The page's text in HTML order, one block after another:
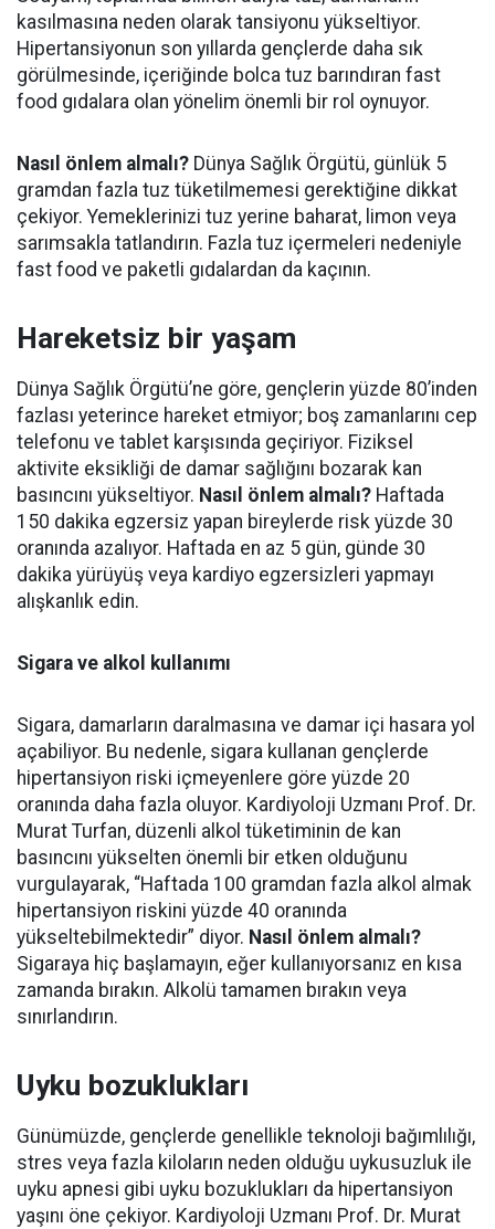
kasılmasına neden olarak tansiyonu yükseltiyor.
Hipertansiyonun son yıllarda gençlerde daha sık
görülmesinde, içeriğinde bolca tuz barındıran fast
food gıdalara olan yönelim önemli bir rol oynuyor.
Nasıl önlem almalı? Dünya Sağlık Örgütü, günlük 5
gramdan fazla tuz tüketilmemesi gerektiğine dikkat
çekiyor. Yemeklerinizi tuz yerine baharat, limon veya
sarımsakla tatlandırın. Fazla tuz içermeleri nedeniyle
fast food ve paketli gıdalardan da kaçının.
Hareketsiz bir yaşam
Dünya Sağlık Örgütü’ne göre, gençlerin yüzde 80’inden
fazlası yeterince hareket etmiyor; boş zamanlarını cep
telefonu ve tablet karşısında geçiriyor. Fiziksel
aktivite eksikliği de damar sağlığını bozarak kan
basıncını yükseltiyor. Nasıl önlem almalı? Haftada
150 dakika egzersiz yapan bireylerde risk yüzde 30
oranında azalıyor. Haftada en az 5 gün, günde 30
dakika yürüyüş veya kardiyo egzersizleri yapmayı
alışkanlık edin.
Sigara ve alkol kullanımı
Sigara, damarların daralmasına ve damar içi hasara yol
açabiliyor. Bu nedenle, sigara kullanan gençlerde
hipertansiyon riski içmeyenlere göre yüzde 20
oranında daha fazla oluyor. Kardiyoloji Uzmanı Prof. Dr.
Murat Turfan, düzenli alkol tüketiminin de kan
basıncını yükselten önemli bir etken olduğunu
vurgulayarak, “Haftada 100 gramdan fazla alkol almak
hipertansiyon riskini yüzde 40 oranında
yükseltebilmektedir” diyor. Nasıl önlem almalı?
Sigaraya hiç başlamayın, eğer kullanıyorsanız en kısa
zamanda bırakın. Alkolü tamamen bırakın veya
sınırlandırın.
Uyku bozuklukları
Günümüzde, gençlerde genellikle teknoloji bağımlılığı,
stres veya fazla kiloların neden olduğu uykusuzluk ile
uyku apnesi gibi uyku bozuklukları da hipertansiyon
yaşını öne çekiyor. Kardiyoloji Uzmanı Prof. Dr. Murat